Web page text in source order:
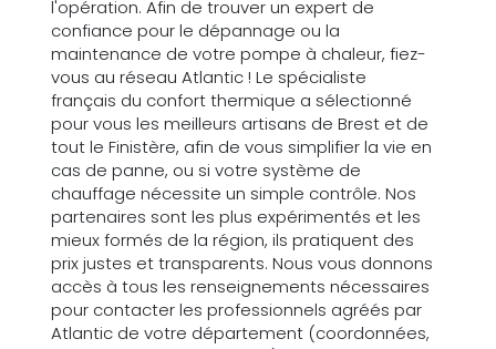
l'opération. Afin de trouver un expert de
confiance pour le dépannage ou la
maintenance de votre pompe à chaleur, fiez-
vous au réseau Atlantic ! Le spécialiste
français du confort thermique a sélectionné
pour vous les meilleurs artisans de Brest et de
tout le Finistère, afin de vous simplifier la vie en
cas de panne, ou si votre système de
chauffage nécessite un simple contrôle. Nos
partenaires sont les plus expérimentés et les
mieux formés de la région, ils pratiquent des
prix justes et transparents. Nous vous donnons
accès à tous les renseignements nécessaires
pour contacter les professionnels agréés par
Atlantic de votre département (coordonnées,